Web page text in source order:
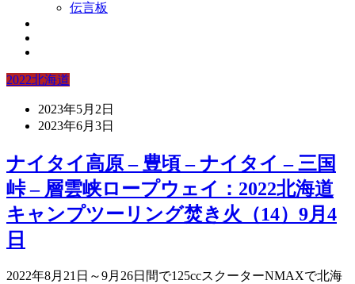
伝言板
2022北海道
2023年5月2日
2023年6月3日
ナイタイ高原 – 豊頃 – ナイタイ – 三国
峠 – 層雲峡ロープウェイ：2022北海道
キャンプツーリング焚き火（14）9月4
日
2022年8月21日～9月26日間で125ccスクーターNMAXで北海